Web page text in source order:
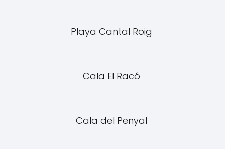
Playa Cantal Roig
Cala El Racó
Cala del Penyal